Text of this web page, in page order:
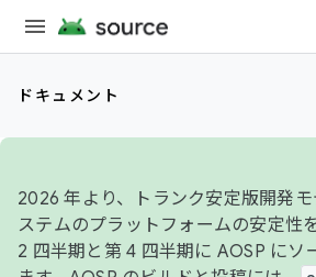
ドキュメント
2026 年より、トランク安定版開発
ステムのプラットフォームの安定性
2 四半期と第 4 四半期に AOSP にソ